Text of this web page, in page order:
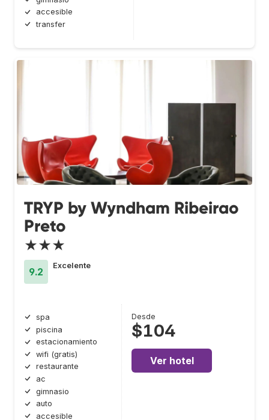
accesible
transfer
TRYP by Wyndham Ribeirao
Preto
★★★
9.2
Excelente
spa
piscina
estacionamiento
wifi (gratis)
restaurante
ac
gimnasio
auto
accesible
Desde
$104
Ver hotel